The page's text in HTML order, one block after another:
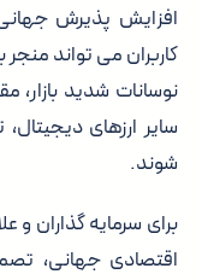
افزایش پذیرش
کاربران می تواند
نوسانات شدید بازار،
سایر ارزهای
شوند.
برای سرمایه گذاران و
اقتصادی جهانی،